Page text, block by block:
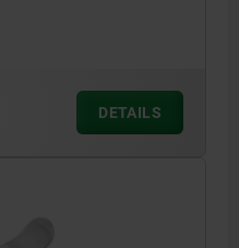
DETAILS